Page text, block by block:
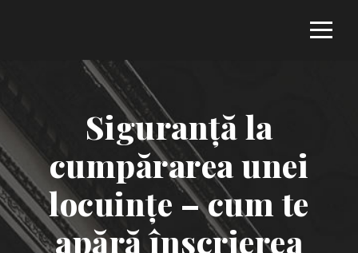
Siguranță la
cumpărarea unei
locuințe – cum te
apără înscrierea